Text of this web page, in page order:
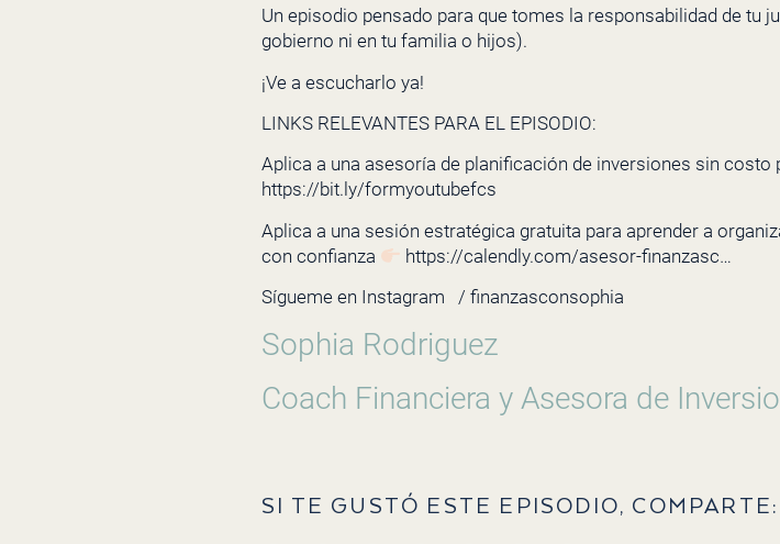
Un episodio pensado para que tomes la responsabilidad de tu
gobierno ni en tu familia o hijos).
¡Ve a escucharlo ya!
LINKS RELEVANTES PARA EL EPISODIO:
Aplica a una asesoría de planificación de inversiones sin
https://bit.ly/formyoutubefcs
Aplica a una sesión estratégica gratuita para aprender a
con confianza
https://calendly.com/asesor-finanzasc…
Sígueme en Instagram
/ finanzasconsophia
Sophia Rodriguez
Coach Financiera y Asesora de
SI TE GUSTÓ ESTE EPISODIO, COMPARTE: